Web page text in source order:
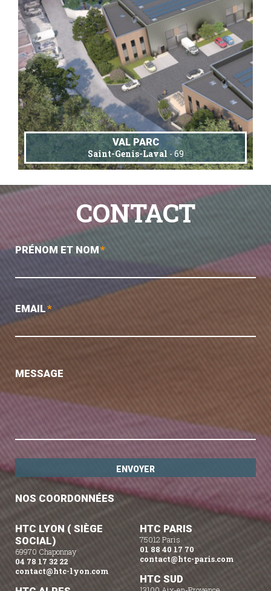
VAL PARC
Saint-Genis-Laval- 69
CONTACT
PRÉNOM ET NOM*
EMAIL*
MESSAGE
NOS COORDONNÉES
HTC LYON ( SIÈGE
SOCIAL)
69970 Chaponnay
04 78 17 32 22
contact@htc-lyon.com
HTC PARIS
75012 Paris
01 88 40 17 70
contact@htc-paris.com
HTC SUD